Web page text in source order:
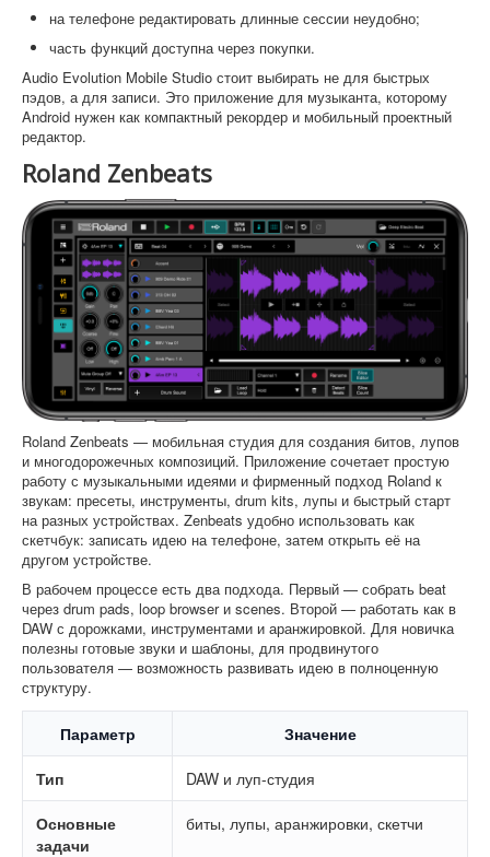
на телефоне редактировать длинные сессии неудобно;
часть функций доступна через покупки.
Audio Evolution Mobile Studio стоит выбирать не для быстрых
пэдов, а для записи. Это приложение для музыканта, которому
Android нужен как компактный рекордер и мобильный проектный
редактор.
Roland Zenbeats
Roland Zenbeats — мобильная студия для создания битов, лупов
и многодорожечных композиций. Приложение сочетает простую
работу с музыкальными идеями и фирменный подход Roland к
звукам: пресеты, инструменты, drum kits, лупы и быстрый старт
на разных устройствах. Zenbeats удобно использовать как
скетчбук: записать идею на телефоне, затем открыть её на
другом устройстве.
В рабочем процессе есть два подхода. Первый — собрать beat
через drum pads, loop browser и scenes. Второй — работать как в
DAW с дорожками, инструментами и аранжировкой. Для новичка
полезны готовые звуки и шаблоны, для продвинутого
пользователя — возможность развивать идею в полноценную
структуру.
Параметр Значение
Тип DAW и луп-студия
Основные
задачи
биты, лупы, аранжировки, скетчи